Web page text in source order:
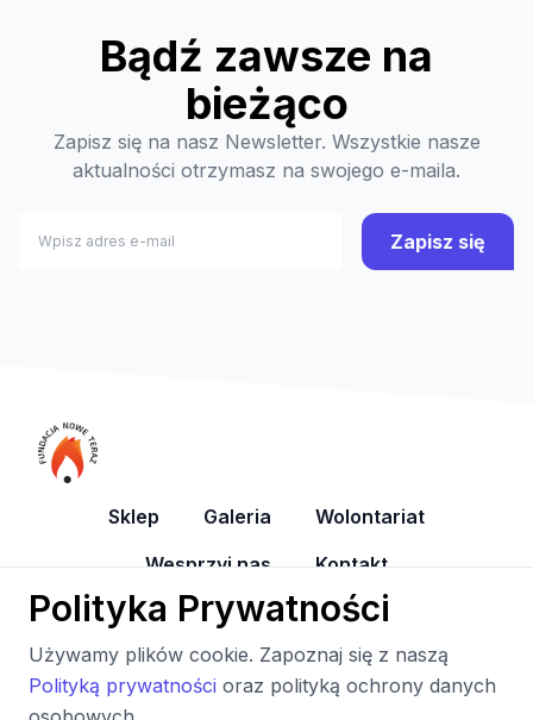
Bądź zawsze na
bieżąco
Zapisz się na nasz Newsletter. Wszystkie nasze
aktualności otrzymasz na swojego e-maila.
Zapisz się
Sklep Galeria
Wolontariat
Wesprzyj nas
Kontakt
YouTube Facebook
Polityka Prywatności
Używamy plików cookie. Zapoznaj się z naszą
Polityką prywatności oraz polityką ochrony danych